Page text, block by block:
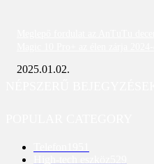
2025.01.02.